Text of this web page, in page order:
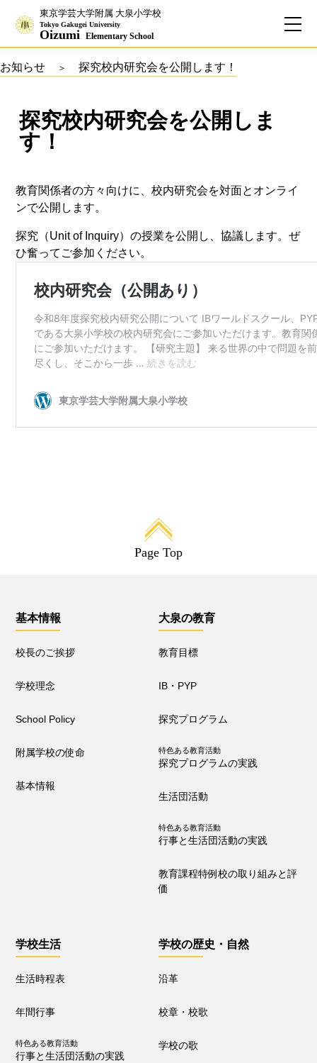
東京学芸大学附属 大泉小学校
Tokyo Gakugei University
Oizumi Elementary School
お問合せ アクセス English
保護者専用ページ
基本情報
校長のご挨拶
School Policy
基本情報
大泉の教育
教育目標 IB・PYP
探究プログラム 特色ある教育活動
行事と生活団活動の実践
給食
制服・制定品 委員会・クラブ活動
R8学校通信 巻頭言
校章・校歌
昔の大泉小
入試情報
お知らせ 探究校内研究会を公開します！
探究校内研究会を公開しま
す！
教育関係者の方々向けに、校内研究会を対面とオンライ
ンで公開します。
探究（Unit of Inquiry）の授業を公開し、協議します。ぜ
ひ奮ってご参加ください。
Page Top
基本情報
校長のご挨拶
学校理念
School Policy
附属学校の使命
基本情報
大泉の教育
教育目標
IB・PYP
探究プログラム
特色ある教育活動
探究プログラムの実践
生活団活動
特色ある教育活動
行事と生活団活動の実践
教育課程特例校の取り組みと評
価
学校生活
生活時程表
年間行事
特色ある教育活動
行事と生活団活動の実践
学校の歴史・自然
沿革
校章・校歌
学校の歌